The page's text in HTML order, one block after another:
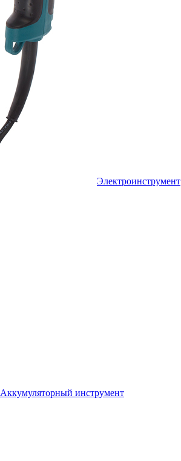
Электроинструмент
Аккумуляторный инструмент